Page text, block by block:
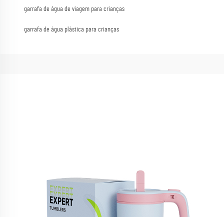
garrafa de água de viagem para crianças
garrafa de água plástica para crianças